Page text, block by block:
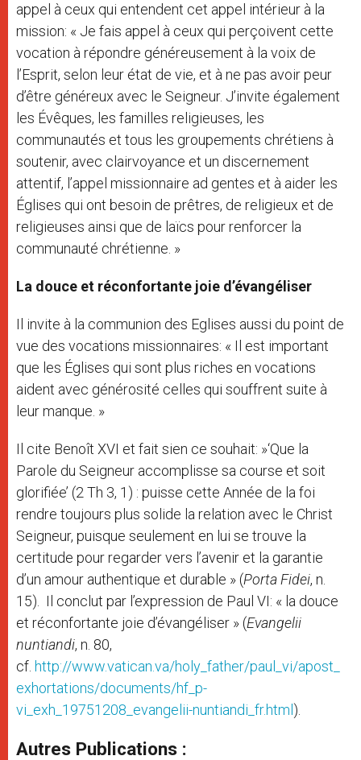
appel à ceux qui entendent cet appel intérieur à la
mission: « Je fais appel à ceux qui perçoivent cette
vocation à répondre généreusement à la voix de
l’Esprit, selon leur état de vie, et à ne pas avoir peur
d’être généreux avec le Seigneur. J’invite également
les Évêques, les familles religieuses, les
communautés et tous les groupements chrétiens à
soutenir, avec clairvoyance et un discernement
attentif, l’appel missionnaire ad gentes et à aider les
Églises qui ont besoin de prêtres, de religieux et de
religieuses ainsi que de laïcs pour renforcer la
communauté chrétienne. »
La douce et réconfortante joie d’évangéliser
Il invite à la communion des Eglises aussi du point de
vue des vocations missionnaires: « Il est important
que les Églises qui sont plus riches en vocations
aident avec générosité celles qui souffrent suite à
leur manque. »
Il cite Benoît XVI et fait sien ce souhait: »‘Que la
Parole du Seigneur accomplisse sa course et soit
glorifiée’ (2 Th 3, 1) : puisse cette Année de la foi
rendre toujours plus solide la relation avec le Christ
Seigneur, puisque seulement en lui se trouve la
certitude pour regarder vers l’avenir et la garantie
d’un amour authentique et durable » (Porta Fidei, n.
15). Il conclut par l’expression de Paul VI: « la douce
et réconfortante joie d’évangéliser » (Evangelii
nuntiandi, n. 80,
cf. http://www.vatican.va/holy_father/paul_vi/apost_
exhortations/documents/hf_p-
vi_exh_19751208_evangelii-nuntiandi_fr.html ).
Autres Publications :